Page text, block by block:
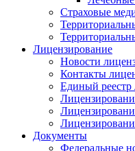
Страховые
Лицензирование
Новости
Контакты
Единый реестр
Документы
Федеральные